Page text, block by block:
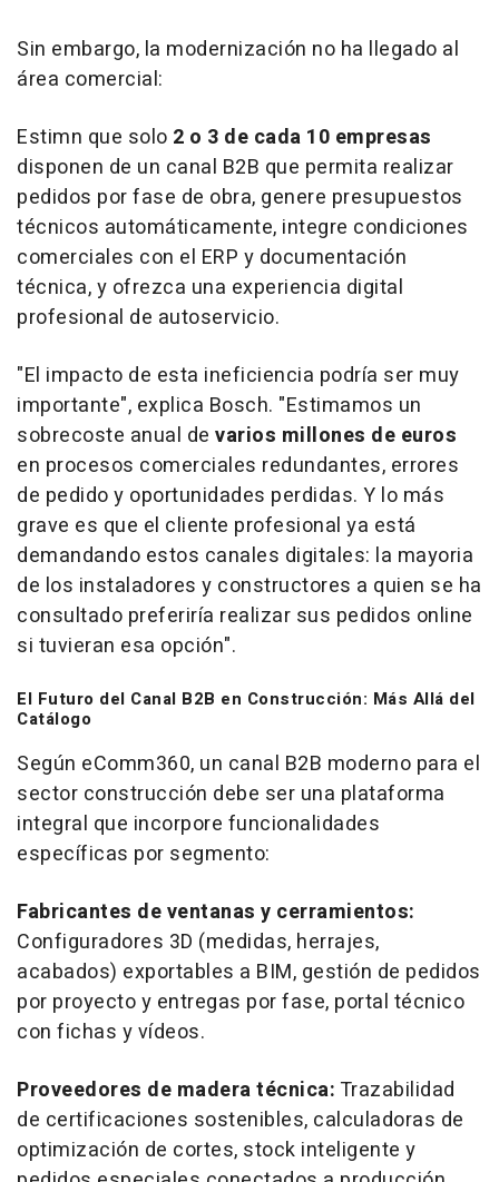
Sin embargo, la modernización no ha llegado al
área comercial:
Estimn que solo 2 o 3 de cada 10 empresas
disponen de un canal B2B que permita realizar
pedidos por fase de obra, genere presupuestos
técnicos automáticamente, integre condiciones
comerciales con el ERP y documentación
técnica, y ofrezca una experiencia digital
profesional de autoservicio.
"El impacto de esta ineficiencia podría ser muy
importante", explica Bosch. "Estimamos un
sobrecoste anual de varios millones de euros
en procesos comerciales redundantes, errores
de pedido y oportunidades perdidas. Y lo más
grave es que el cliente profesional ya está
demandando estos canales digitales: la mayoria
de los instaladores y constructores a quien se ha
consultado preferiría realizar sus pedidos online
si tuvieran esa opción".
El Futuro del Canal B2B en Construcción: Más Allá del
Catálogo
Según eComm360, un canal B2B moderno para el
sector construcción debe ser una plataforma
integral que incorpore funcionalidades
específicas por segmento:
Fabricantes de ventanas y cerramientos:
Configuradores 3D (medidas, herrajes,
acabados) exportables a BIM, gestión de pedidos
por proyecto y entregas por fase, portal técnico
con fichas y vídeos.
Proveedores de madera técnica: Trazabilidad
de certificaciones sostenibles, calculadoras de
optimización de cortes, stock inteligente y